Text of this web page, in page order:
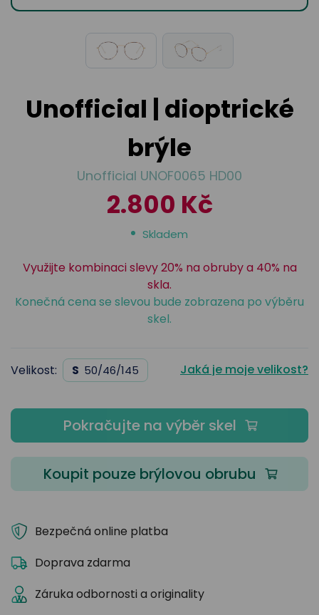
brýle
Unofficial | dioptrické
brýle
Unofficial UNOF0065 HD00
2.800 Kč
Skladem
Využijte kombinaci slevy 20% na obruby a 40% na
skla.
Konečná cena se slevou bude zobrazena po výběru
skel.
Velikost: S 50/46/145 Jaká je moje velikost?
Pokračujte na výběr skel
Koupit pouze brýlovou obrubu
Bezpečná online platba
Doprava zdarma
Záruka odbornosti a originality